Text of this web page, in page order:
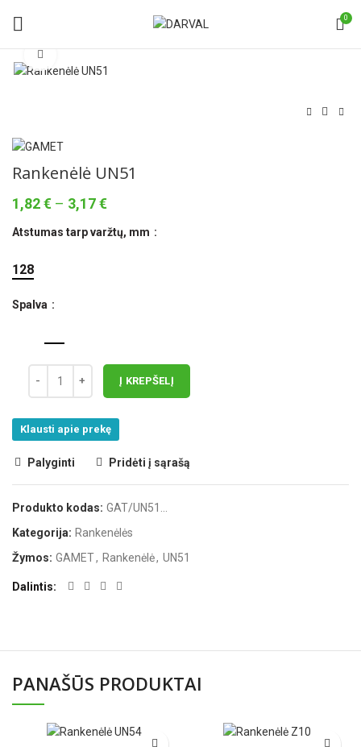
0
Rankenėlė UN51
1,82€ – 3,17€Price
1,82 €
Atstumas tarp varžtų, mm
128
Spalva
Į KREPŠELĮ
Klausti apie prekę
Palyginti Pridėti į sąrašą
Produkto kodas: GAT/UN51...
Kategorija: Rankenėlės
Žymos: GAMET, Rankenėlė, UN51
Dalintis
PANAŠŪS PRODUKTAI